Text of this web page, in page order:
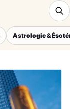
Astrologie &